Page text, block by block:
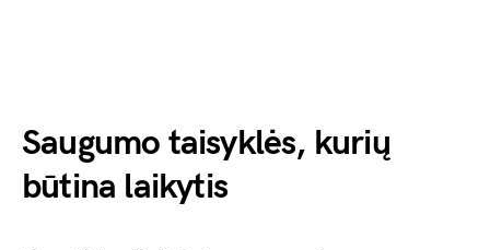
Saugumo taisyklės, kurių
būtina laikytis